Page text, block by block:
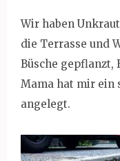
Wir haben
die Terrasse und
Büsche gepflanzt,
Mama hat mir ein
angelegt.